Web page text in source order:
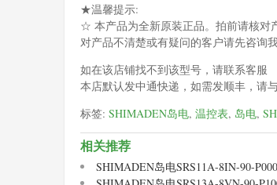
★温馨提示:
☆ 本产品为全新原装正品。拍前请核对
对产品不清楚或有疑问的客户请先咨询
如在该店铺找不到该型号，请联系客服
本店默认发中通快递，如需发顺丰，请
标签: SHIMADEN岛电, 温控表, 岛电,
相关推荐
SHIMADEN岛电SRS11A-8IN-90-